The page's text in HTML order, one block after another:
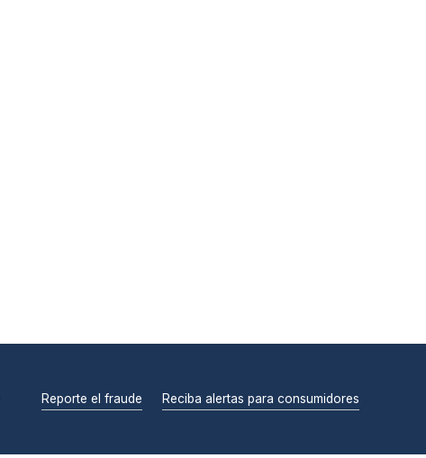
Reporte el fraude Reciba alertas para consumidores